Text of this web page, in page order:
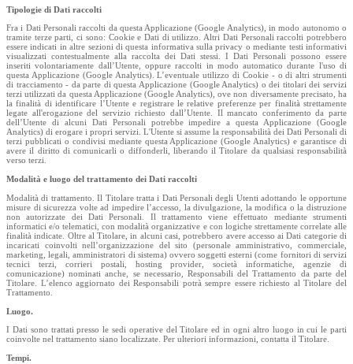
Tipologie di Dati raccolti
Fra i Dati Personali raccolti da questa Applicazione (Google Analytics), in modo autonomo o
tramite terze parti, ci sono: Cookie e Dati di utilizzo. Altri Dati Personali raccolti potrebbero
essere indicati in altre sezioni di questa informativa sulla privacy o mediante testi informativi
visualizzati contestualmente alla raccolta dei Dati stessi. I Dati Personali possono essere
inseriti volontariamente dall’Utente, oppure raccolti in modo automatico durante l'uso di
questa Applicazione (Google Analytics). L’eventuale utilizzo di Cookie - o di altri strumenti
di tracciamento - da parte di questa Applicazione (Google Analytics) o dei titolari dei servizi
terzi utilizzati da questa Applicazione (Google Analytics), ove non diversamente precisato, ha
la finalità di identificare l’Utente e registrare le relative preferenze per finalità strettamente
legate all'erogazione del servizio richiesto dall’Utente. Il mancato conferimento da parte
dell’Utente di alcuni Dati Personali potrebbe impedire a questa Applicazione (Google
Analytics) di erogare i propri servizi. L'Utente si assume la responsabilità dei Dati Personali di
terzi pubblicati o condivisi mediante questa Applicazione (Google Analytics) e garantisce di
avere il diritto di comunicarli o diffonderli, liberando il Titolare da qualsiasi responsabilità
verso terzi.
Modalità e luogo del trattamento dei Dati raccolti
Modalità di trattamento. Il Titolare tratta i Dati Personali degli Utenti adottando le opportune
misure di sicurezza volte ad impedire l’accesso, la divulgazione, la modifica o la distruzione
non autorizzate dei Dati Personali. Il trattamento viene effettuato mediante strumenti
informatici e/o telematici, con modalità organizzative e con logiche strettamente correlate alle
finalità indicate. Oltre al Titolare, in alcuni casi, potrebbero avere accesso ai Dati categorie di
incaricati coinvolti nell’organizzazione del sito (personale amministrativo, commerciale,
marketing, legali, amministratori di sistema) ovvero soggetti esterni (come fornitori di servizi
tecnici terzi, corrieri postali, hosting provider, società informatiche, agenzie di
comunicazione) nominati anche, se necessario, Responsabili del Trattamento da parte del
Titolare. L’elenco aggiornato dei Responsabili potrà sempre essere richiesto al Titolare del
Trattamento.
Luogo.
I Dati sono trattati presso le sedi operative del Titolare ed in ogni altro luogo in cui le parti
coinvolte nel trattamento siano localizzate. Per ulteriori informazioni, contatta il Titolare.
Tempi.